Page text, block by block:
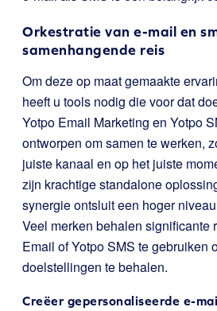
Orkestratie van e-mail en
samenhangende reis
Om deze op maat gemaakte
heeft u tools nodig die voor dat
Yotpo Email Marketing en Yotpo
ontworpen om samen te werken,
juiste kanaal en op het juiste
zijn krachtige standalone
synergie ontsluit een hoger
Veel merken behalen significante
Email of Yotpo SMS te gebruiken
doelstellingen te behalen.
Creëer gepersonaliseerde e-